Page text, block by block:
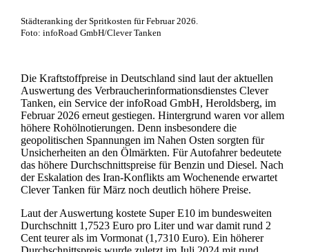
Städteranking der Spritkosten für Februar 2026.
Foto: infoRoad GmbH/Clever Tanken
Die Kraftstoffpreise in Deutschland sind laut der aktuellen
Auswertung des Verbraucherinformationsdienstes Clever
Tanken, ein Service der infoRoad GmbH, Heroldsberg, im
Februar 2026 erneut gestiegen. Hintergrund waren vor allem
höhere Rohölnotierungen. Denn insbesondere die
geopolitischen Spannungen im Nahen Osten sorgten für
Unsicherheiten an den Ölmärkten. Für Autofahrer bedeutete
das höhere Durchschnittspreise für Benzin und Diesel. Nach
der Eskalation des Iran-Konflikts am Wochenende erwartet
Clever Tanken für März noch deutlich höhere Preise.
Laut der Auswertung kostete Super E10 im bundesweiten
Durchschnitt 1,7523 Euro pro Liter und war damit rund 2
Cent teurer als im Vormonat (1,7310 Euro). Ein höherer